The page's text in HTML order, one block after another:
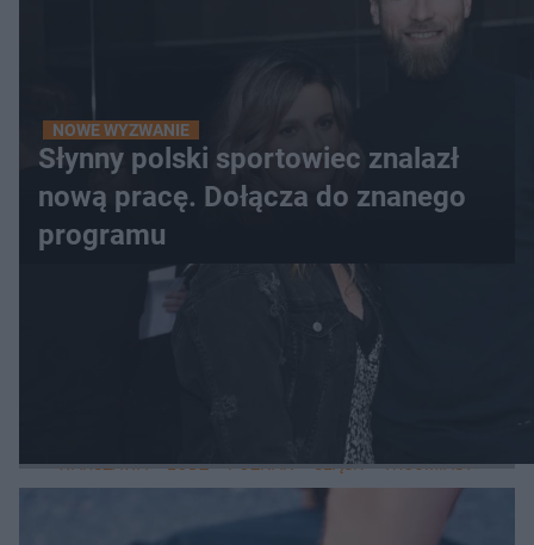
NOWE WYZWANIE
Słynny polski sportowiec znalazł
nową pracę. Dołącza do znanego
programu
WARSZAWA ŁÓDŹ POZNAŃ ŚLĄSK TRÓJMIASTO